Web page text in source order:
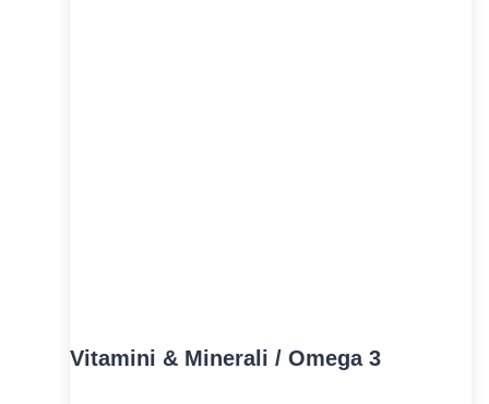
Vitamini & Minerali / Omega 3